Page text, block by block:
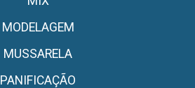
MODELAGEM
MUSSARELA
PANIFICAÇÃO